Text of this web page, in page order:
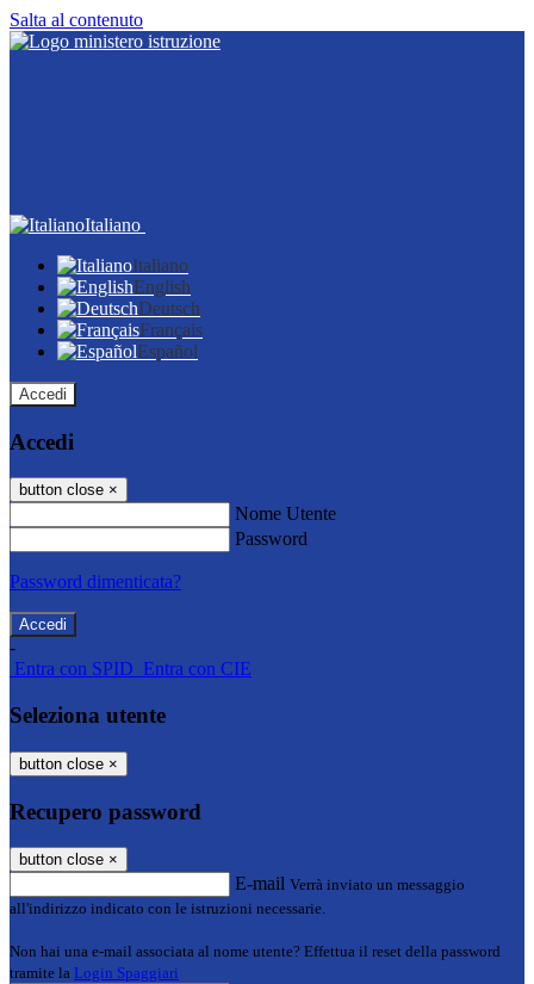
Salta al contenuto
Italiano
Italiano
English
Deutsch
Français
Español
Accedi
Accedi
button close ×
Nome Utente
Password
Password dimenticata?
-
Entra con SPID Entra con CIE
Seleziona utente
button close ×
Recupero password
button close ×
E-mail Verrà inviato un messaggio
all'indirizzo indicato con le istruzioni necessarie.
Non hai una e-mail associata al nome utente? Effettua il reset della password
tramite la Login Spaggiari